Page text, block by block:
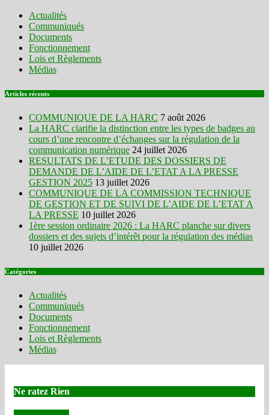
Actualités
Communiqués
Documents
Fonctionnement
Lois et Règlements
Médias
Articles récents
COMMUNIQUE DE LA HARC 7 août 2026
La HARC clarifie la distinction entre les types de badges au
cours d’une rencontre d’échanges sur la régulation de la
communication numérique 24 juillet 2026
RESULTATS DE L’ETUDE DES DOSSIERS DE
DEMANDE DE L’AIDE DE L’ETAT A LA PRESSE
GESTION 2025 13 juillet 2026
COMMUNIQUE DE LA COMMISSION TECHNIQUE
DE GESTION ET DE SUIVI DE L’AIDE DE L’ETAT A
LA PRESSE 10 juillet 2026
1ère session ordinaire 2026 : La HARC planche sur divers
dossiers et des sujets d’intérêt pour la régulation des médias
10 juillet 2026
Catégories
Actualités
Communiqués
Documents
Fonctionnement
Lois et Règlements
Médias
Ne ratez Rien